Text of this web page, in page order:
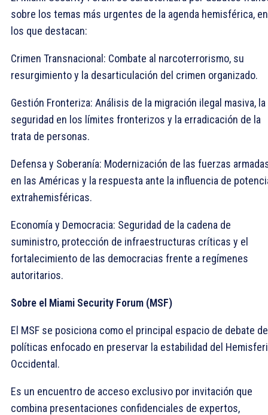
sobre los temas más urgentes de la agenda hemisférica,
los que destacan:
​Crimen Transnacional: Combate al narcoterrorismo, su
resurgimiento y la desarticulación del crimen organizado.
​Gestión Fronteriza: Análisis de la migración ilegal masiva, la
seguridad en los límites fronterizos y la erradicación de la
trata de personas.
​Defensa y Soberanía: Modernización de las fuerzas
en las Américas y la respuesta ante la influencia de
extrahemisféricas.
​Economía y Democracia: Seguridad de la cadena de
suministro, protección de infraestructuras críticas y el
fortalecimiento de las democracias frente a regímenes
autoritarios.
Sobre el Miami Security Forum (MSF)
​El MSF se posiciona como el principal espacio de debate de
políticas enfocado en preservar la estabilidad del
Occidental.
Es un encuentro de acceso exclusivo por invitación que
combina presentaciones confidenciales de expertos,